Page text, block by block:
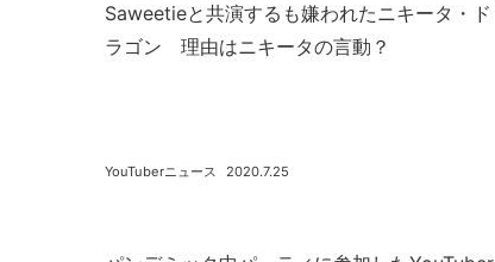
Saweetieと共演するも嫌われたニキータ・ド
ラゴン 理由はニキータの言動？
2020.7.25
YouTuberニュース